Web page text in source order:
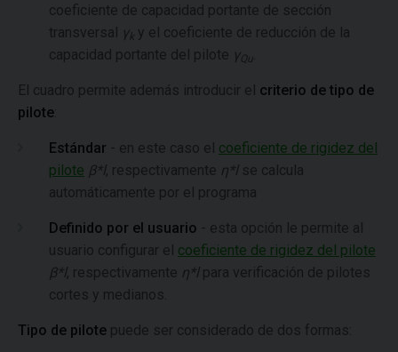
coeficiente de capacidad portante de sección
transversal γk y el coeficiente de reducción de la
capacidad portante del pilote γ Qu
El cuadro permite además introducir el criterio de tipo de
pilote
Estándar - en este caso el coeficiente de rigidez del
pilote β*l, respectivamente η*lse calcula
automáticamente por el programa
Definido por el usuario - esta opción le permite al
usuario configurar el coeficiente de rigidez del pilote
β*l, respectivamente η*lpara verificación de pilotes
cortes y medianos.
Tipo de pilote puede ser considerado de dos formas: